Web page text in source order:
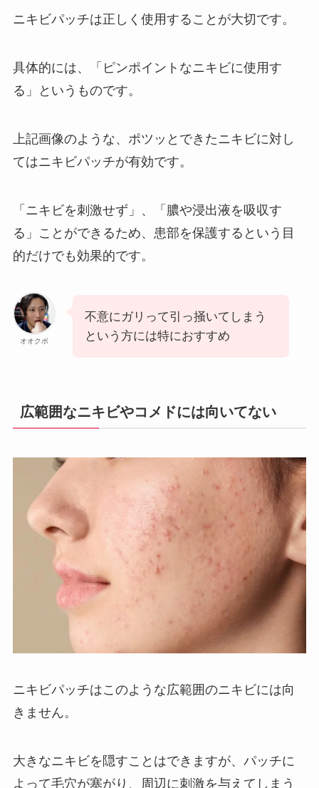
ニキビパッチは正しく使用することが大切です。
具体的には、「ピンポイントなニキビに使用す
る」というものです。
上記画像のような、ポツッとできたニキビに対し
てはニキビパッチが有効です。
「ニキビを刺激せず」、「膿や浸出液を吸収す
る」ことができるため、患部を保護するという目
的だけでも効果的です。
オオクボ
不意にガリって引っ掻いてしまう
という方には特におすすめ
広範囲なニキビやコメドには向いてない
ニキビパッチはこのような広範囲のニキビには向
きません。
大きなニキビを隠すことはできますが、パッチに
よって毛穴が塞がり、周辺に刺激を与えてしまう